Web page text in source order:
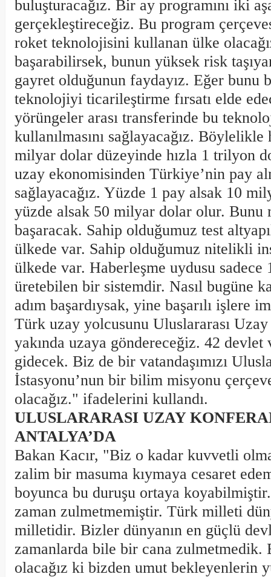
buluşturacağız. Bir ay programını iki
gerçekleştireceğiz. Bu program
roket teknolojisini kullanan ülke
başarabilirsek, bunun yüksek risk
gayret olduğunun faydayız. Eğer bunu
teknolojiyi ticarileştirme fırsatı elde
yörüngeler arası transferinde bu
kullanılmasını sağlayacağız. Böylelikle
milyar dolar düzeyinde hızla 1 trilyon
uzay ekonomisinden Türkiye’nin pay
sağlayacağız. Yüzde 1 pay alsak 10
yüzde alsak 50 milyar dolar olur. Bunu
başaracak. Sahip olduğumuz test
ülkede var. Sahip olduğumuz nitelikli
ülkede var. Haberleşme uydusu sadece
üretebilen bir sistemdir. Nasıl bugüne
adım başardıysak, yine başarılı işlere
Türk uzay yolcusunu Uluslararası
yakında uzaya göndereceğiz. 42 devlet
gidecek. Biz de bir vatandaşımızı
İstasyonu’nun bir bilim misyonu
olacağız." ifadelerini kullandı.
ULUSLARARASI UZAY
ANTALYA’DA
Bakan Kacır, "Biz o kadar kuvvetli
zalim bir masuma kıymaya cesaret
boyunca bu duruşu ortaya
zaman zulmetmemiştir. Türk milleti
milletidir. Bizler dünyanın en güçlü
zamanlarda bile bir cana
olacağız ki bizden umut bekleyenlerin